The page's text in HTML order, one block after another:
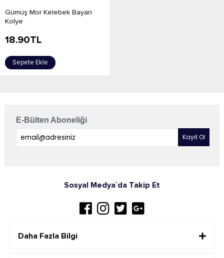
Gümüş Mor Kelebek Bayan
Kolye
18.90TL
Sepete Ekle
E-Bülten Aboneliği
Sosyal Medya`da Takip Et
Daha Fazla Bilgi